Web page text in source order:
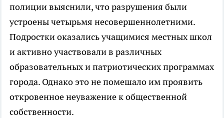
полиции выяснили, что разрушения были
устроены четырьмя несовершеннолетними.
Подростки оказались учащимися местных школ
и активно участвовали в различных
образовательных и патриотических программах
города. Однако это не помешало им проявить
откровенное неуважение к общественной
собственности.